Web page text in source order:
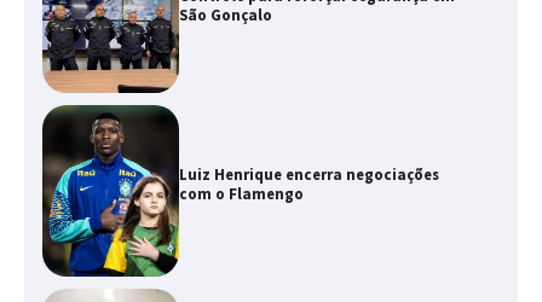
São Gonçalo
Luiz Henrique encerra negociações
com o Flamengo